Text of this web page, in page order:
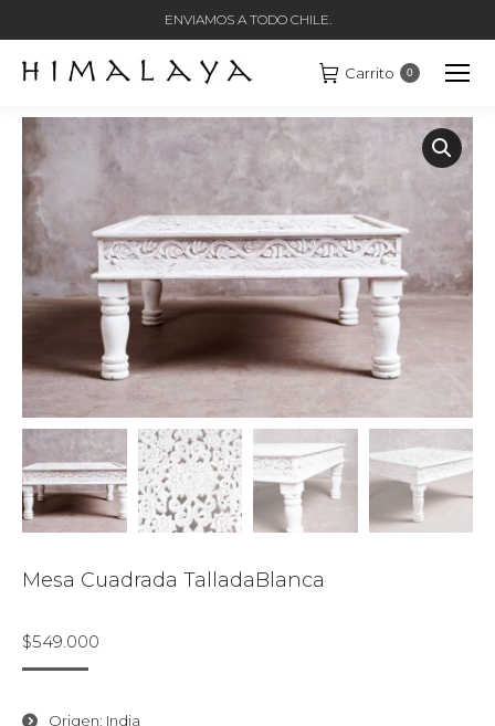
ENVIAMOS A TODO CHILE.
Carrito 0
Mesa Cuadrada TalladaBlanca
$549.000
Origen: India